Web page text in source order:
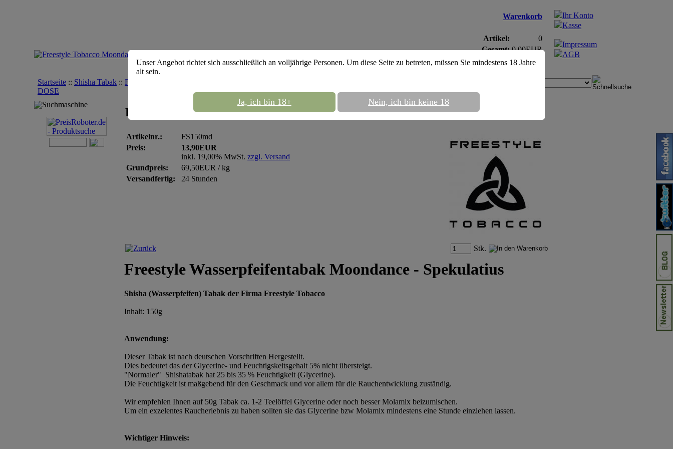
Warenkorb
Artikel:
0
Gesamt: 0,00EUR
Ihr Konto
Kasse
Impressum
AGB
Startseite :: Shisha Tabak :: Freestyle
DOSE
Suchmaschine
Freestyle Tobacco Moondance - Spekulatius 150g Shisha Tabak (Freestyle) DOSE
Artikelnr.:
FS150md
Preis:
13,90EUR
inkl. 19,00% MwSt. zzgl. Versand
Grundpreis:
69,50EUR / kg
Versandfertig:
24 Stunden
Stk.
Freestyle Wasserpfeifentabak Moondance - Spekulatius
Shisha (Wasserpfeifen) Tabak der Firma Freestyle Tobacco
Inhalt: 150g
Anwendung:
Dieser Tabak ist nach deutschen Vorschriften Hergestellt.
Dies bedeutet das der Glycerine- und Feuchtigskeitsgehalt 5% nicht übersteigt.
"Normaler" Shishatabak hat 25 bis 35 % Feuchtigkeit (Glycerine).
Die Feuchtigkeit ist maßgebend für den Geschmack und vor allem für die Rauchentwicklung zuständig.
Wir empfehlen Ihnen auf 50g Tabak ca. 1-2 Teelöffel Glycerine oder noch besser Molamix beizumischen.
Um ein exzelentes Raucherlebnis zu haben sollten sie das Glycerine bzw Molamix mindestens eine Stunde einziehen lassen.
Wichtiger Hinweis:
Unser Angebot richtet sich ausschließlich an volljährige Personen. Um diese Seite zu betreten, müssen Sie mindestens 18 Jahre
alt sein.
Ja, ich bin 18+ Nein, ich bin keine 18